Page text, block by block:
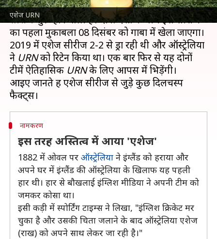
एशेज URN
ऑस्ट्रेलिया और इंग्लैंड के बीच कुछ ही दिनों मेंएशेज
सीरीजशुरू होने वाली है। दोनों देशों के बीच इस सीरीज
का पहला मुकाबला 08 दिसंबर को गाबा में खेला जाएगा।
2019 में एशेज सीरीज 2-2 से ड्रा रही थी और ऑस्ट्रेलिया
ने URNको रिटेन किया था। एक बार फिर से यह दोनों
टीमें ऐतिहासिक URNके लिए आपस में भिड़ेंगी।
आइए जानते हैं एशेज सीरीज से जुड़े कुछ दिलचस्प
नामकरण
इस तरह अस्तित्व में आया 'एशेज'
1882 में ओवल पर ऑस्ट्रेलिया ने इंग्लैंड को हराया और
अपने घर में इंग्लैंड की ऑस्ट्रेलिया के खिलाफ यह पहली
हार थी। हार से बौखलाई इंग्लिश मीडिया ने अपनी टीम को
जमकर कोसा था।
इसी कड़ी में स्पोर्टिंग टाइम्स ने लिखा, "इंग्लिश क्रिकेट मर
चुका है और उसकी चिता जलाने के बाद ऑस्ट्रेलिया एशेज
(राख) को अपने साथ लेकर जा रही है।"